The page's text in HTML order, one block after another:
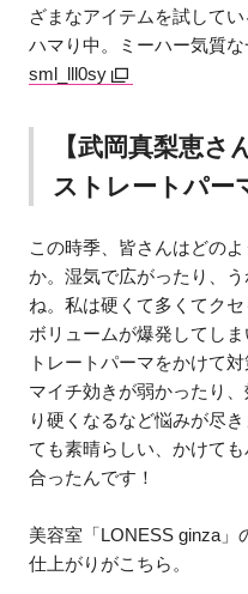
ざまなアイテムを試して
ハマり中。ミーハー気質
sml_lll0sy
【武岡真梨恵さ
ストレートパー
この時季、皆さんはどの
か。湿気で広がったり、
ね。私は硬くて多くてク
ボリュームが爆発してし
トレートパーマをかけて
マイチ効きが弱かったり
り硬くなるなど悩みが尽
ても素晴らしい、かけて
合ったんです！
美容室「LONESS ginza」
仕上がりがこちら。